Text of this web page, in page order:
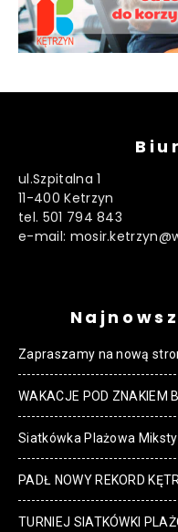
ul.Szpitalna 1
11-400 Ketrzyn
tel. 501 794 843
e-mail:
Zapraszamy na nową
WAKACJE POD ZNAKIEM
Siatkówka Plażowa Miksty
PADŁ NOWY REKORD
TURNIEJ SIATKÓWKI